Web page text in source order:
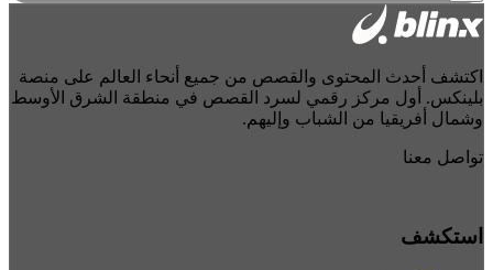
اكتشف أحدث المحتوى والقصص من جميع أنحاء العالم على منصة
بلينكس. أول مركز رقمي لسرد القصص في منطقة الشرق الأوسط
وشمال أفريقيا من الشباب وإليهم.
تواصل معنا
استكشف